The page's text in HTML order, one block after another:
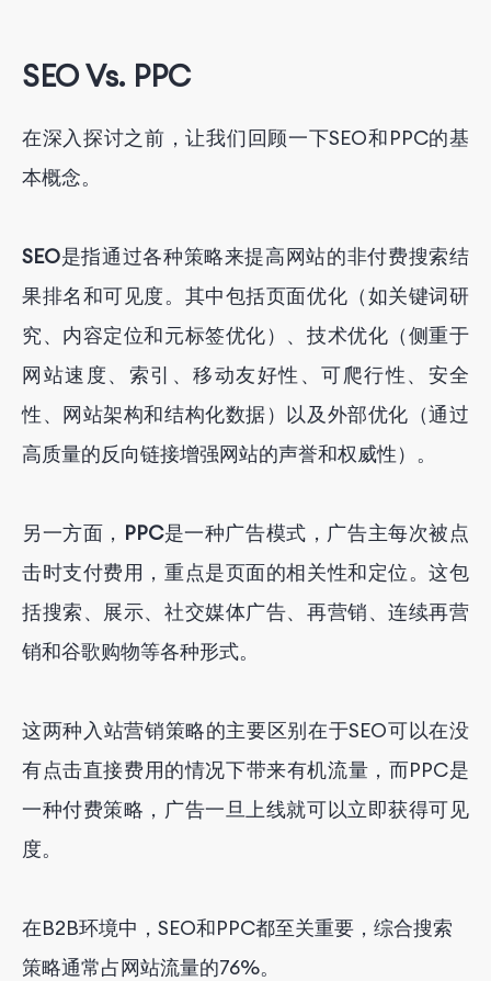
SEO Vs. PPC
在深入探讨之前，让我们回顾一下SEO和PPC的基
本概念。
SEO是指通过各种策略来提高网站的非付费搜索结
果排名和可见度。其中包括页面优化（如关键词研
究、内容定位和元标签优化）、技术优化（侧重于
网站速度、索引、移动友好性、可爬行性、安全
性、网站架构和结构化数据）以及外部优化（通过
高质量的反向链接增强网站的声誉和权威性）。
另一方面， PPC是一种广告模式，广告主每次被点
击时支付费用，重点是页面的相关性和定位。这包
括搜索、展示、社交媒体广告、再营销、连续再营
销和谷歌购物等各种形式。
这两种入站营销策略的主要区别在于SEO可以在没
有点击直接费用的情况下带来有机流量，而PPC是
一种付费策略，广告一旦上线就可以立即获得可见
度。
在B2B环境中，SEO和PPC都至关重要，综合搜索
策略通常占网站流量的76%。